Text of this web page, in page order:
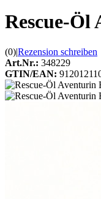
Rescue-Öl
(0)|Rezension schreiben
Art.Nr.: 348229
GTIN/EAN: